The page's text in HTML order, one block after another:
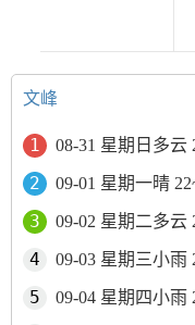
文峰
08-31 星期日多云
09-01 星期一晴
09-02 星期二多云
09-03 星期三小雨
09-04 星期四小雨